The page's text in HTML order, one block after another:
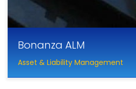
Bonanza ALM
Asset & Liability Management